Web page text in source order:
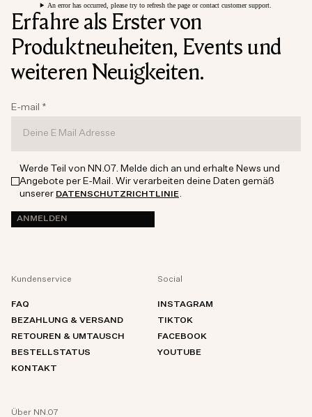
An error has occurred, please try to refresh the page or contact customer support.
Erfahre als Erster von
Produktneuheiten, Events und
weiteren Neuigkeiten.
E-mail *
Werde Teil von NN.07. Melde dich an und erhalte News und
Angebote per E-Mail. Wir verarbeiten deine Daten gemäß
unserer DATENSCHUTZRICHTLINIE.
ANMELDEN
Kundenservice
FAQ
BEZAHLUNG & VERSAND
RETOUREN & UMTAUSCH
BESTELLSTATUS
KONTAKT
Social
INSTAGRAM
TIKTOK
FACEBOOK
YOUTUBE
Über NN.07